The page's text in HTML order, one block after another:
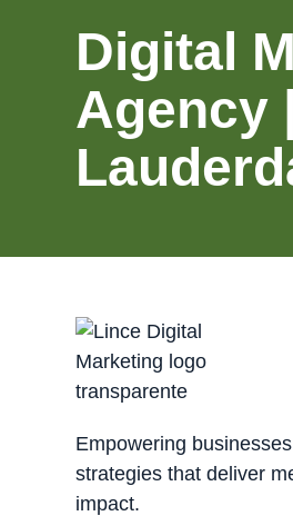
Digital
Agency
Empowering
strategies that deliver
impact.